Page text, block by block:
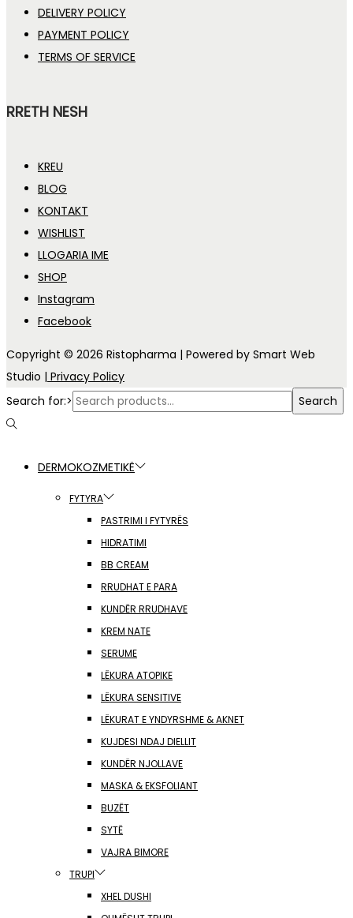
DELIVERY POLICY
PAYMENT POLICY
TERMS OF SERVICE
RRETH NESH
KREU
BLOG
KONTAKT
WISHLIST
LLOGARIA IME
SHOP
Instagram
Facebook
Copyright © 2026 Ristopharma | Powered by Smart Web
Studio | Privacy Policy
Search for:>
Search
DERMOKOZMETIKË
FYTYRA
PASTRIMI I FYTYRËS
HIDRATIMI
BB CREAM
RRUDHAT E PARA
KUNDËR RRUDHAVE
KREM NATE
SERUME
LËKURA ATOPIKE
LËKURA SENSITIVE
LËKURAT E YNDYRSHME & AKNET
KUJDESI NDAJ DIELLIT
KUNDËR NJOLLAVE
MASKA & EKSFOLIANT
BUZËT
SYTË
VAJRA BIMORE
TRUPI
XHEL DUSHI